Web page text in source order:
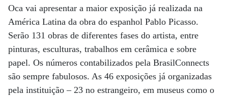
Oca vai apresentar a maior exposição já realizada na
América Latina da obra do espanhol Pablo Picasso.
Serão 131 obras de diferentes fases do artista, entre
pinturas, esculturas, trabalhos em cerâmica e sobre
papel. Os números contabilizados pela BrasilConnects
são sempre fabulosos. As 46 exposições já organizadas
pela instituição – 23 no estrangeiro, em museus como o